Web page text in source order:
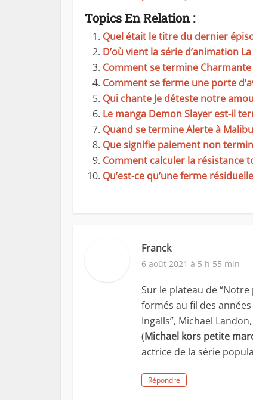
Topics En Relation :
Quel était le titre du dernier
D’où vient la série d’animation
Comment se termine Charmante
Comment se ferme une porte
Qui chante Je déteste notre
Le manga Demon Slayer est-il
Quand se termine Alerte à
Que signifie paiement non
Comment calculer la résistance
Qu’est-ce qu’une ferme
Franck
6 août 2021 à 5 h 55 min
Sur le plateau de
formés au fil des
Ingalls”, Michael
(Michael kors petite
actrice de la série
Répondre